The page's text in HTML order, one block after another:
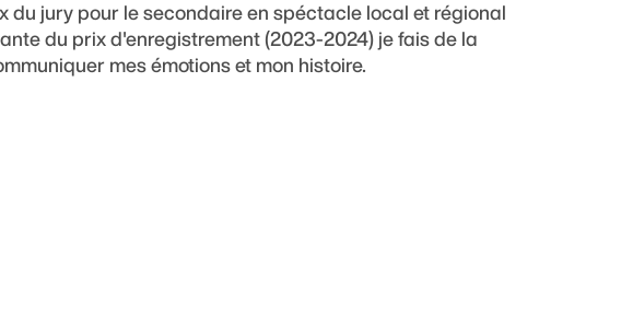
du jury pour le secondaire en spéctacle local et régional
du prix d'enregistrement (2023-2024) je fais de la
mes émotions et mon histoire.